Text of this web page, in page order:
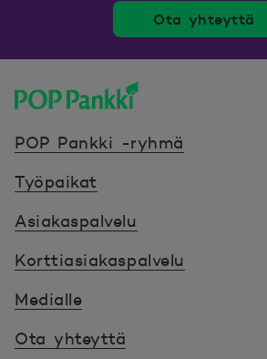
Ota yhteyttä
POP Pankki -ryhmä
Työpaikat
Asiakaspalvelu
Korttiasiakaspalvelu
Medialle
Ota yhteyttä